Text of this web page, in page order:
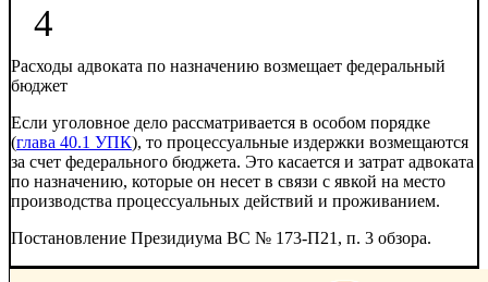
4
Расходы адвоката по назначению возмещает федеральный
бюджет
Если уголовное дело рассматривается в особом порядке
(глава 40.1 УПК), то процессуальные издержки возмещаются
за счет федерального бюджета. Это касается и затрат адвоката
по назначению, которые он несет в связи с явкой на место
производства процессуальных действий и проживанием.
Постановление Президиума ВС № 173-П21, п. 3 обзора.